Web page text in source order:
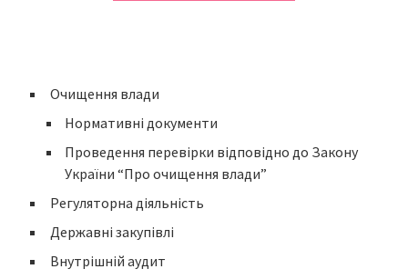
Очищення влади
Нормативні документи
Проведення перевірки відповідно до Закону
України “Про очищення влади”
Регуляторна діяльність
Державні закупівлі
Внутрішній аудит